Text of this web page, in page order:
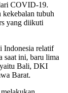
COVID-19.
kekebalan tubuh
yang diikuti
Indonesia relatif
saat ini, baru lima
yaitu Bali, DKI
Barat.